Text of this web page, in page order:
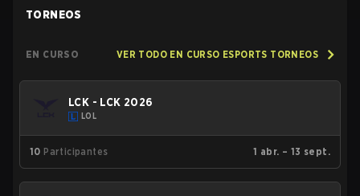
TORNEOS
EN CURSO VER TODO EN CURSO ESPORTS TORNEOS
LCK - LCK 2026
LOL
10 Participantes 1 abr. – 13 sept.